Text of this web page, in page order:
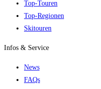
Top-Touren
Top-Regionen
Skitouren
Infos & Service
News
FAQs